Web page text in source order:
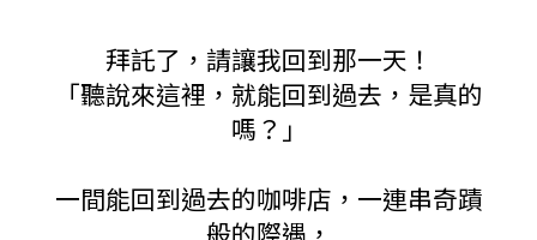
拜託了，請讓我回到那一天！
「聽說來這裡，就能回到過去，是真的
嗎？」
一間能回到過去的咖啡店，一連串奇蹟